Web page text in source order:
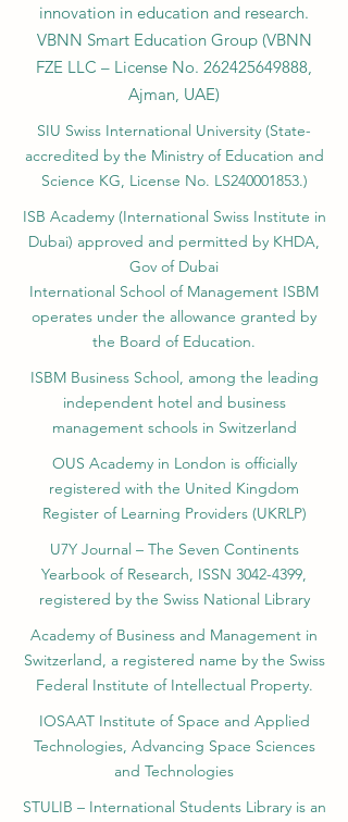
innovation in education and research.
VBNN Smart Education Group (VBNN
FZE LLC – License No. 262425649888
Ajman, UAE)
SIU Swiss International University (State-
accredited by the Ministry of Education and
Science KG, License No. LS240001853.)
ISB Academy (International Swiss Institute in
Dubai) approved and permitted by KHDA,
Gov of Dubai
International School of Management ISBM
operates under the allowance granted by
the Board of Education.
ISBM Business School, among the leading
independent hotel and business
management schools in Switzerland
OUS Academy in London is officially
registered with the United Kingdom
Register of Learning Providers (UKRLP)
U7Y Journal – The Seven Continents
Yearbook of Research, ISSN 3042-4399,
registered by the Swiss National Library
Academy of Business and Management in
Switzerland, a registered name by the Swiss
Federal Institute of Intellectual Property.
IOSAAT Institute of Space and Applied
Technologies, Advancing Space Sciences
and Technologies
STULIB – International Students Library is an